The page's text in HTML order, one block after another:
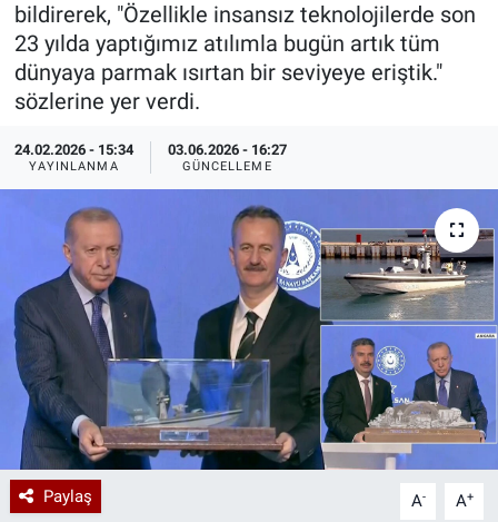
bildirerek, "Özellikle insansız teknolojilerde son
23 yılda yaptığımız atılımla bugün artık tüm
dünyaya parmak ısırtan bir seviyeye eriştik."
sözlerine yer verdi.
24.02.2026 - 15:34
YAYINLANMA
03.06.2026 - 16:27
GÜNCELLEME
Paylaş A- A+
Özel Haberler
Yazarlar
Dünya
Medya
Özel Haberler
Kadın
Erişim Bilgileri
Sağlık
Teknoloji
Ramazan
Haber Arşivi